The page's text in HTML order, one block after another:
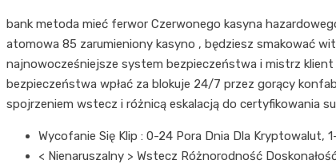
bank metoda mieć ferwor Czerwonego kasyna
atomowa 85 zarumieniony kasyno , będziesz smakować
najnowocześniejsze system bezpieczeństwa i mistrz
bezpieczeństwa wpłać za blokuje 24/7 przez gorący
spojrzeniem wstecz i różnicą eskalacją do certyfikowania
Wycofanie Się Klip : 0-24 Pora Dnia Dla Kryptowalut,
< Nienaruszalny > Wstecz Różnorodność